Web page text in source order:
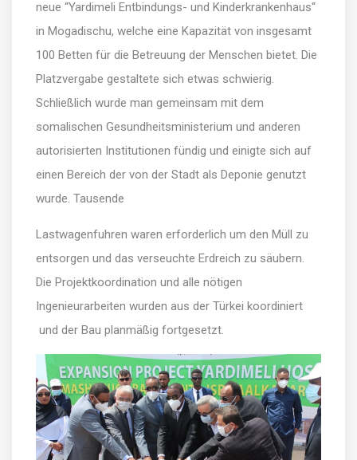
neue “Yardimeli Entbindungs- und Kinderkrankenhaus“
in Mogadischu, welche eine Kapazität von insgesamt
100 Betten für die Betreuung der Menschen bietet. Die
Platzvergabe gestaltete sich etwas schwierig.
Schließlich wurde man gemeinsam mit dem
somalischen Gesundheitsministerium und anderen
autorisierten Institutionen fündig und einigte sich auf
einen Bereich der von der Stadt als Deponie genutzt
wurde. Tausende
Lastwagenfuhren waren erforderlich um den Müll zu
entsorgen und das verseuchte Erdreich zu säubern.
Die Projektkoordination und alle nötigen
Ingenieurarbeiten wurden aus der Türkei koordiniert
und der Bau planmäßig fortgesetzt.